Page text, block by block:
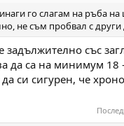
го слагам на ръба на
не съм пробвал с
задължително със
да са на минимум 18
си сигурен, че